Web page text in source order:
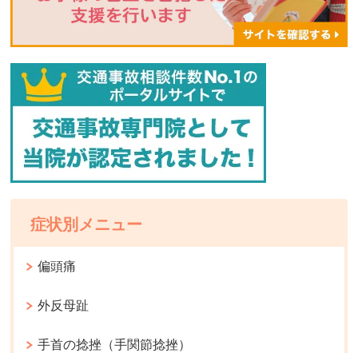
症状別メニュー
偏頭痛
外反母趾
手首の捻挫（手関節捻挫）